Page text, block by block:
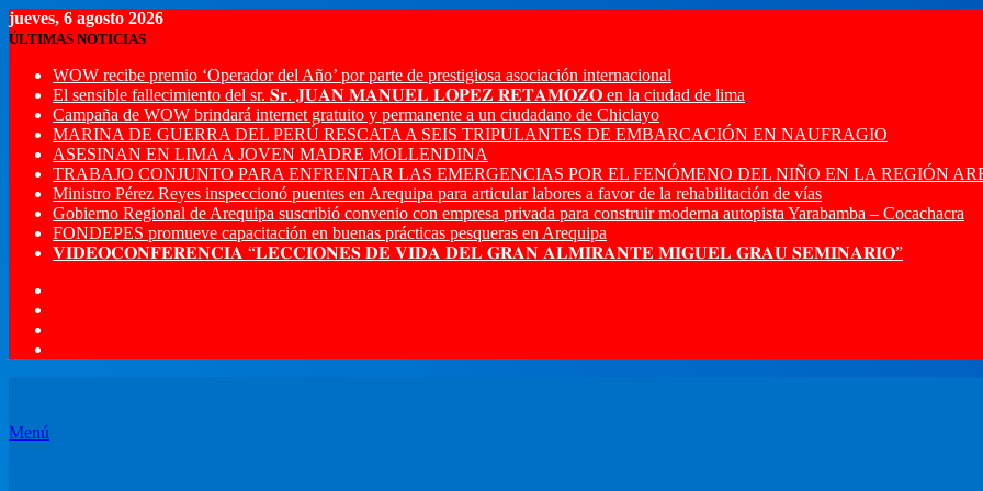
jueves, 6 agosto 2026
ÚLTIMAS NOTICIAS
WOW recibe premio ‘Operador del Año’ por parte de prestigiosa asociación internacional
El sensible fallecimiento del sr. 𝐒𝐫. 𝐉𝐔𝐀𝐍 𝐌𝐀𝐍𝐔𝐄𝐋 𝐋𝐎𝐏𝐄𝐙 𝐑𝐄𝐓𝐀𝐌𝐎𝐙𝐎 en la ciudad de lima
Campaña de WOW brindará internet gratuito y permanente a un ciudadano de Chiclayo
MARINA DE GUERRA DEL PERÚ RESCATA A SEIS TRIPULANTES DE EMBARCACIÓN EN NAUFRAGIO
ASESINAN EN LIMA A JOVEN MADRE MOLLENDINA
TRABAJO CONJUNTO PARA ENFRENTAR LAS EMERGENCIAS POR EL FENÓMENO DEL NIÑO EN LA REGIÓN
Ministro Pérez Reyes inspeccionó puentes en Arequipa para articular labores a favor de la rehabilitación de vías
Gobierno Regional de Arequipa suscribió convenio con empresa privada para construir moderna autopista Yarabamba – Cocachacra
FONDEPES promueve capacitación en buenas prácticas pesqueras en Arequipa
𝐕𝐈𝐃𝐄𝐎𝐂𝐎𝐍𝐅𝐄𝐑𝐄𝐍𝐂𝐈𝐀 “𝐋𝐄𝐂𝐂𝐈𝐎𝐍𝐄𝐒 𝐃𝐄 𝐕𝐈𝐃𝐀 𝐃𝐄𝐋 𝐆𝐑𝐀𝐍 𝐀𝐋𝐌𝐈𝐑𝐀𝐍𝐓𝐄 𝐌𝐈𝐆𝐔𝐄𝐋 𝐆𝐑𝐀𝐔 𝐒𝐄𝐌𝐈𝐍𝐀𝐑𝐈𝐎”
Menú